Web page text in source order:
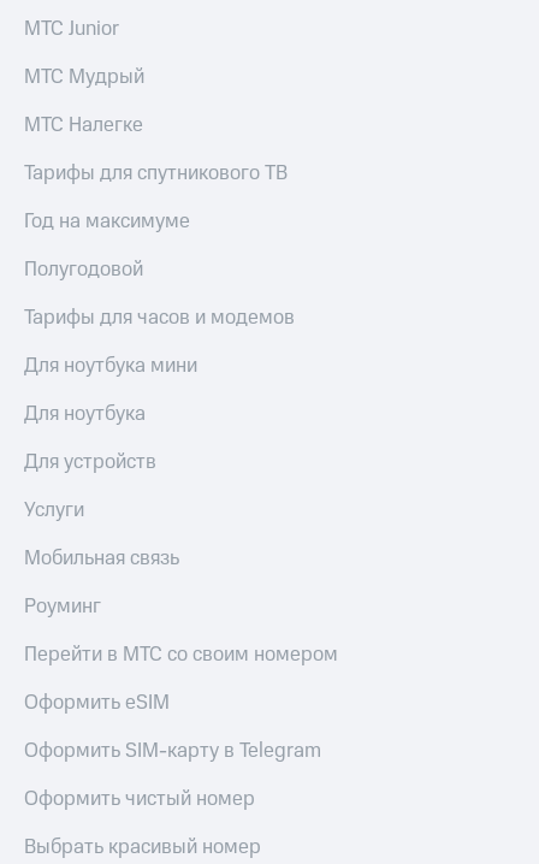
МТС Junior
МТС Мудрый
МТС Налегке
Тарифы для спутникового ТВ
Год на максимуме
Полугодовой
Тарифы для часов и модемов
Для ноутбука мини
Для ноутбука
Для устройств
Услуги
Мобильная связь
Роуминг
Перейти в МТС со своим номером
Оформить eSIM
Оформить SIM-карту в Telegram
Оформить чистый номер
Выбрать красивый номер